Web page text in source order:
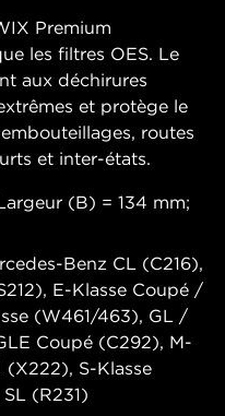
Premium
les filtres OES. Le
aux déchirures
et protège le
routes
et inter-états.
(B) = 134 mm;
Benz CL (C216),
E-Klasse Coupé /
(W461/463), GL /
Coupé (C292), M-
(X222), S-Klasse
(R231)